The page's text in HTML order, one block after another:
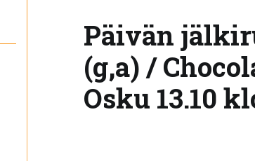
Päivän
(g,a) /
Osku 13.10